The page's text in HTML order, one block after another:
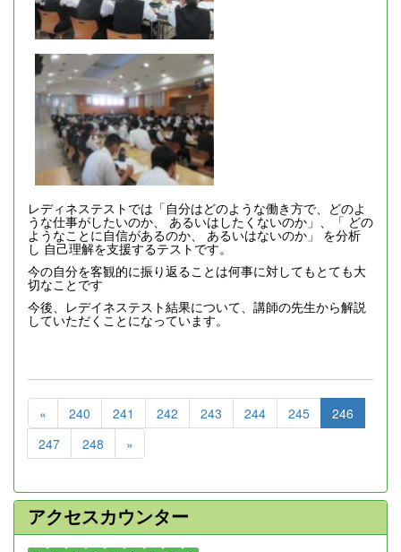
レディネステストでは「自分はどのような働き方で、どのよ
うな仕事がしたいのか、 あるいはしたくないのか」、「 どの
ようなことに自信があるのか、 あるいはないのか」 を分析
し 自己理解を支援するテストです。
今の自分を客観的に振り返ることは何事に対してもとても大
切なことです
今後、レデイネステスト結果について、講師の先生から解説
していただくことになっています。
« 240 241 242 243 244 245
246
247
248 »
アクセスカウンター